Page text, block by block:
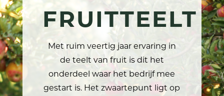
FRUITTEELT
Met ruim veertig jaar ervaring in
de teelt van fruit is dit het
onderdeel waar het bedrijf mee
gestart is. Het zwaartepunt ligt op